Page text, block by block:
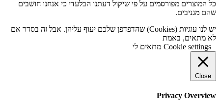
כל המוצרים מפורסמים על פי שיקול דעתנו הבלעדי כי אנחנו חושבים
שהם מגניבים.
יש לנו עוגיות (Cookies) שהדפדפן שלכם יעוף עליהן. אבל זה בסדר אם
לא מתאים, באמת
Cookie settings מתאים לי
Close
Privacy Overview